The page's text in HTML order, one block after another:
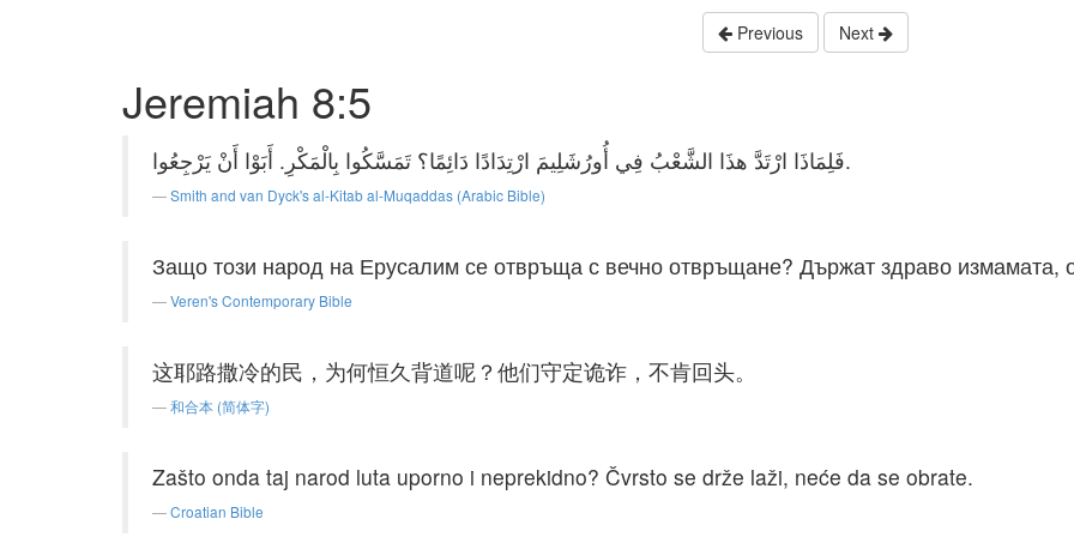
Previous Next
Jeremiah 8:5
فَلِمَاذَا ارْتَدَّ هذَا الشَّعْبُ فِي أُورُشَلِيمَ ارْتِدَادًا دَائِمًا؟ تَمَسَّكُوا بِالْمَكْرِ. أَبَوْا أَنْ يَرْجِعُوا.
Smith and van Dyck's al-Kitab al-Muqaddas (Arabic Bible)
Защо този народ на Ерусалим се отвръща с вечно отвръщане? Държат здраво измамата,
Veren's Contemporary Bible
这耶路撒冷的民，为何恒久背道呢？他们守定诡诈，不肯回头。
和合本 (简体字)
Zašto onda taj narod luta uporno i neprekidno? Čvrsto se drže laži, neće da se obrate.
Croatian Bible